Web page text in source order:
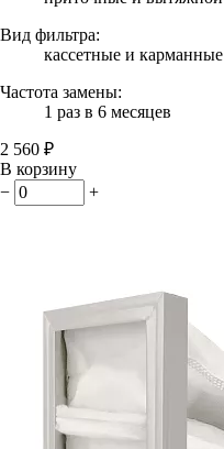
Вид фильтра:
кассетные и карманные
Частота замены:
1 раз в 6 месяцев
2 560 ₽
В корзину
−
+